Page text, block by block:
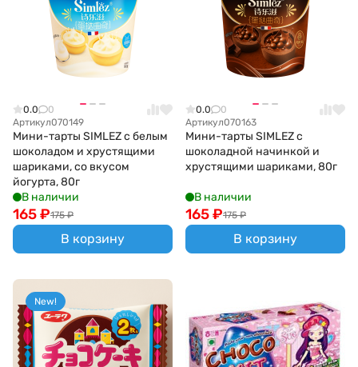
0.0
0
Артикул070149
Мини-тарты SIMLEZ с белым
шоколадом и хрустящими
шариками, со вкусом
йогурта, 80г
В наличии
175 ₽
165₽
В корзину
0.0
0
Артикул070163
Мини-тарты SIMLEZ с
шоколадной начинкой и
хрустящими шариками, 80г
В наличии
175 ₽
165₽
В корзину
New!